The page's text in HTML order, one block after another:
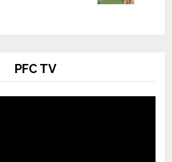
PFC TV